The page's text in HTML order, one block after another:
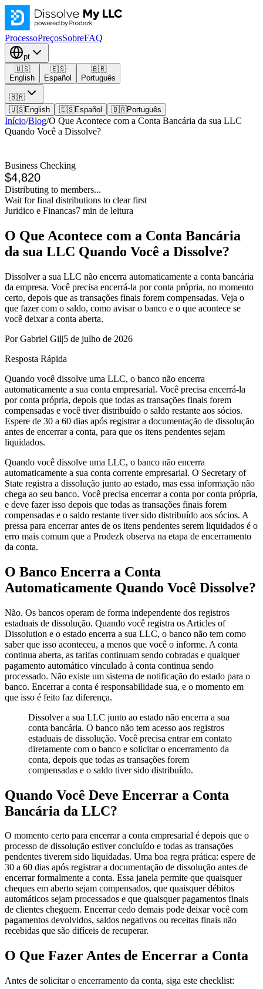
ProcessoPreçosSobreFAQ
pt
🇺🇸
English
🇪🇸
Español
🇧🇷
Português
🇧🇷
🇺🇸English 🇪🇸Español 🇧🇷Português
Início/Blog/O Que Acontece com a Conta Bancária da sua LLC
Quando Você a Dissolve?
Business Checking
$4,820
Distributing to members...
Wait for final distributions to clear first
Juridico e Financas7 min de leitura
O Que Acontece com a Conta Bancária
da sua LLC Quando Você a Dissolve?
Dissolver a sua LLC não encerra automaticamente a conta bancária
da empresa. Você precisa encerrá-la por conta própria, no momento
certo, depois que as transações finais forem compensadas. Veja o
que fazer com o saldo, como avisar o banco e o que acontece se
você deixar a conta aberta.
Por Gabriel Gil|5 de julho de 2026
Resposta Rápida
Quando você dissolve uma LLC, o banco não encerra
automaticamente a sua conta empresarial. Você precisa encerrá-la
por conta própria, depois que todas as transações finais forem
compensadas e você tiver distribuído o saldo restante aos sócios.
Espere de 30 a 60 dias após registrar a documentação de dissolução
antes de encerrar a conta, para que os itens pendentes sejam
liquidados.
Quando você dissolve uma LLC, o banco não encerra
automaticamente a sua conta corrente empresarial. O Secretary of
State registra a dissolução junto ao estado, mas essa informação não
chega ao seu banco. Você precisa encerrar a conta por conta própria,
e deve fazer isso depois que todas as transações finais forem
compensadas e o saldo restante tiver sido distribuído aos sócios. A
pressa para encerrar antes de os itens pendentes serem liquidados é o
erro mais comum que a Prodezk observa na etapa de encerramento
da conta.
O Banco Encerra a Conta
Automaticamente Quando Você Dissolve?
Não. Os bancos operam de forma independente dos registros
estaduais de dissolução. Quando você registra os Articles of
Dissolution e o estado encerra a sua LLC, o banco não tem como
saber que isso aconteceu, a menos que você o informe. A conta
continua aberta, as tarifas continuam sendo cobradas e qualquer
pagamento automático vinculado à conta continua sendo
processado. Não existe um sistema de notificação do estado para o
banco. Encerrar a conta é responsabilidade sua, e o momento em
que isso é feito faz diferença.
Dissolver a sua LLC junto ao estado não encerra a sua
conta bancária. O banco não tem acesso aos registros
estaduais de dissolução. Você precisa entrar em contato
diretamente com o banco e solicitar o encerramento da
conta, depois que todas as transações forem
compensadas e o saldo tiver sido distribuído.
Quando Você Deve Encerrar a Conta
Bancária da LLC?
O momento certo para encerrar a conta empresarial é depois que o
processo de dissolução estiver concluído e todas as transações
pendentes tiverem sido liquidadas. Uma boa regra prática: espere de
30 a 60 dias após registrar a documentação de dissolução antes de
encerrar formalmente a conta. Essa janela permite que quaisquer
cheques em aberto sejam compensados, que quaisquer débitos
automáticos sejam processados e que quaisquer pagamentos finais
de clientes cheguem. Encerrar cedo demais pode deixar você com
pagamentos devolvidos, saldos negativos ou receitas finais não
recebidas que são difíceis de recuperar.
O Que Fazer Antes de Encerrar a Conta
Antes de solicitar o encerramento da conta, siga este checklist: